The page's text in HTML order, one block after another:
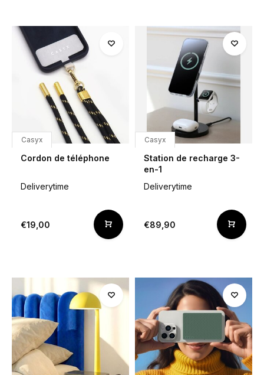
Casyx
Cordon de téléphone
Deliverytime
€19,00
Casyx
Station de recharge 3-
en-1
Deliverytime
€89,90